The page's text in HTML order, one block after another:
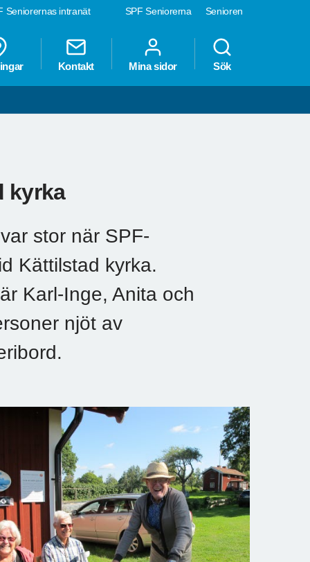
SPF Seniorerna Senioren
Seniorernas intranät
Kontakt Mina sidor Sök
kyrka
stor när SPF-
Kättilstad kyrka.
Karl-Inge, Anita och
njöt av